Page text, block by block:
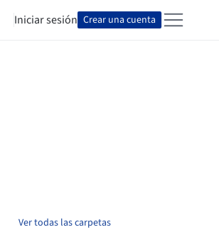
Iniciar sesión Crear una cuenta
Ver todas las carpetas